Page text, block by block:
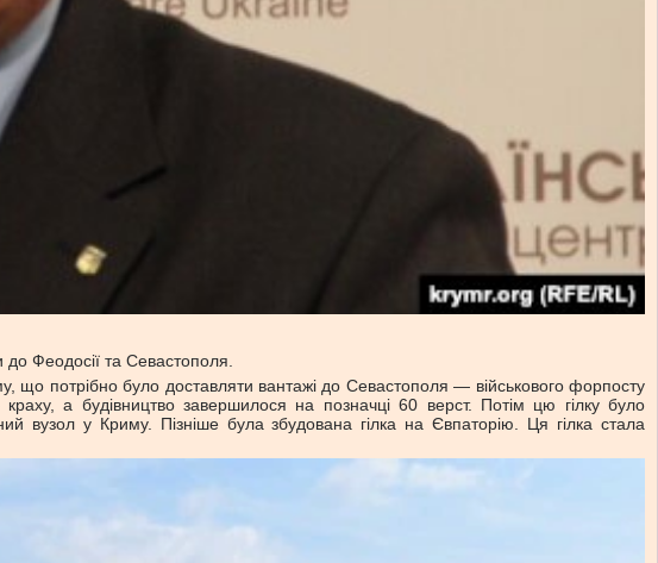
Феодосії та Севастополя.
потрібно було доставляти вантажі до Севастополя — військового форпосту
а будівництво завершилося на позначці 60 верст. Потім цю гілку було
вузол у Криму. Пізніше була збудована гілка на Євпаторію. Ця гілка стала